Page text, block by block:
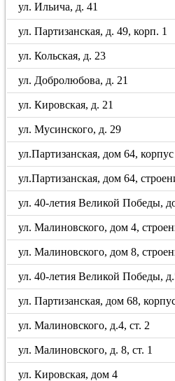
ул. Ильича, д. 41
ул. Партизанская, д. 49, корп. 1
ул. Кольская, д. 23
ул. Добролюбова, д. 21
ул. Кировская, д. 21
ул. Мусинского, д. 29
ул.Партизанская, дом 64, корпус
ул.Партизанская, дом 64,
ул. 40-летия Великой Победы,
ул. Малиновского, дом 4,
ул. Малиновского, дом 8,
ул. 40-летия Великой Победы,
ул. Партизанская, дом 68,
ул. Малиновского, д.4, ст. 2
ул. Малиновского, д. 8, ст. 1
ул. Кировская, дом 4